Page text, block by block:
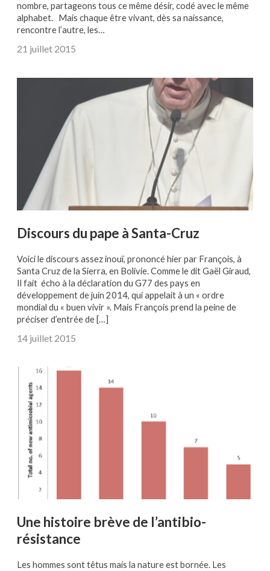
nombre, partageons tous ce même désir, codé avec le même
alphabet. Mais chaque être vivant, dès sa naissance,
rencontre l’autre, les…
21 juillet 2015
Discours du pape à Santa-Cruz
Voici le discours assez inouï, prononcé hier par François, à
Santa Cruz de la Sierra, en Bolivie. Comme le dit Gaël Giraud,
Il fait écho à la déclaration du G77 des pays en
développement de juin 2014, qui appelait à un « ordre
mondial du « buen vivir ». Mais François prend la peine de
préciser d’entrée de […]
14 juillet 2015
Une histoire brève de l’antibio-
résistance
Les hommes sont têtus mais la nature est bornée. Les